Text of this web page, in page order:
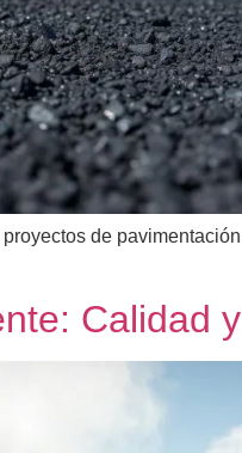
de
Calidad